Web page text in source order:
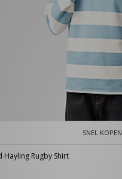
SNEL KOPEN
Hayling Rugby Shirt